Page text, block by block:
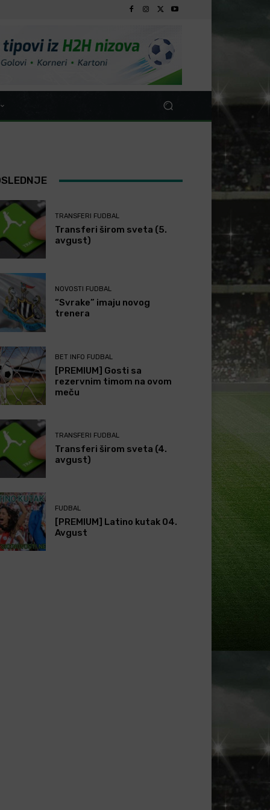
TRANSFERI FUDBAL
Transferi širom sveta (5.
avgust)
NOVOSTI FUDBAL
“Svrake” imaju novog
trenera
BET INFO FUDBAL
[PREMIUM] Gosti sa
rezervnim timom na ovom
meču
TRANSFERI FUDBAL
Transferi širom sveta (4.
avgust)
FUDBAL
[PREMIUM] Latino kutak 04.
Avgust